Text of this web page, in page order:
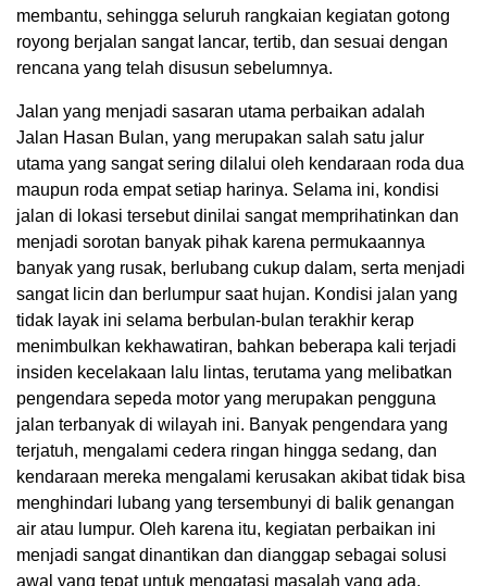
membantu, sehingga seluruh rangkaian kegiatan gotong
royong berjalan sangat lancar, tertib, dan sesuai dengan
rencana yang telah disusun sebelumnya.
Jalan yang menjadi sasaran utama perbaikan adalah
Jalan Hasan Bulan, yang merupakan salah satu jalur
utama yang sangat sering dilalui oleh kendaraan roda dua
maupun roda empat setiap harinya. Selama ini, kondisi
jalan di lokasi tersebut dinilai sangat memprihatinkan dan
menjadi sorotan banyak pihak karena permukaannya
banyak yang rusak, berlubang cukup dalam, serta menjadi
sangat licin dan berlumpur saat hujan. Kondisi jalan yang
tidak layak ini selama berbulan-bulan terakhir kerap
menimbulkan kekhawatiran, bahkan beberapa kali terjadi
insiden kecelakaan lalu lintas, terutama yang melibatkan
pengendara sepeda motor yang merupakan pengguna
jalan terbanyak di wilayah ini. Banyak pengendara yang
terjatuh, mengalami cedera ringan hingga sedang, dan
kendaraan mereka mengalami kerusakan akibat tidak bisa
menghindari lubang yang tersembunyi di balik genangan
air atau lumpur. Oleh karena itu, kegiatan perbaikan ini
menjadi sangat dinantikan dan dianggap sebagai solusi
awal yang tepat untuk mengatasi masalah yang ada.